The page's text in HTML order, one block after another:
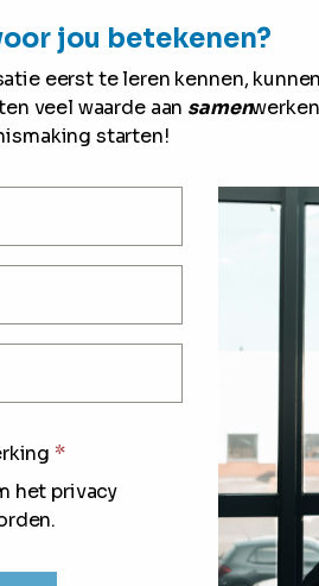
jou betekenen?
eerst te leren kennen,
veel waarde aan samen
starten!
*
het privacy